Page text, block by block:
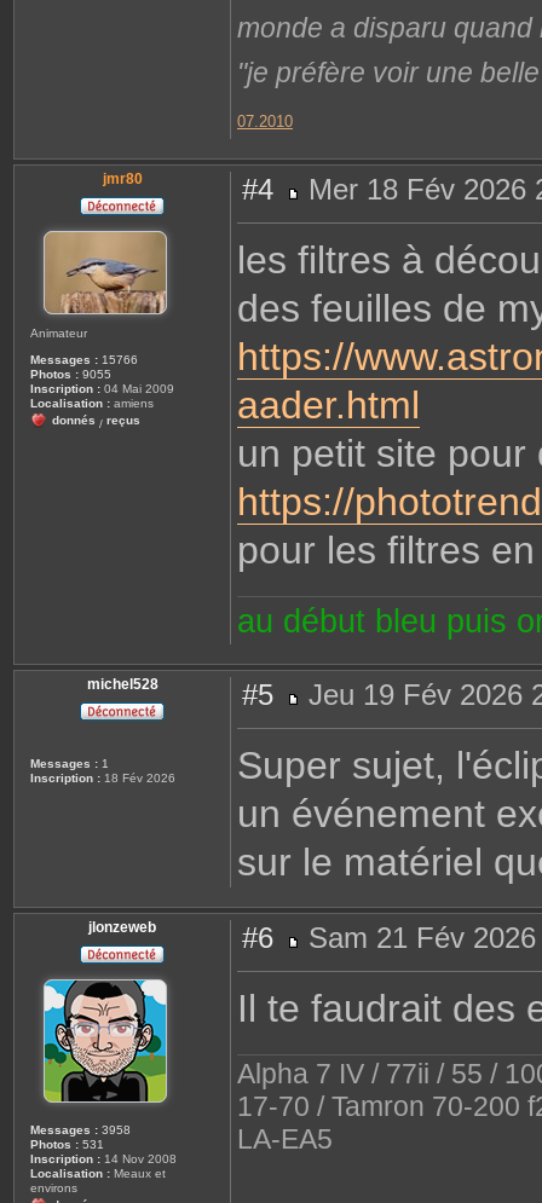
monde a disparu quand
"je préfère voir une
07.2010
jmr80
Animateur
Messages : 15766
Photos : 9055
Inscription : 04 Mai 2009
Localisation : amiens
donnés / reçus
#4
e
s
Mer 18 Fév 2026
les filtres à
des feuilles de
https://
aader.html
un petit site pour
https://
pour les filtres
au début bleu puis
michel528
Messages : 1
Inscription : 18 Fév 2026
#5
e
a
e
Jeu 19 Fév 2026
Super sujet,
un événement
sur le matériel
jlonzeweb
Messages : 3958
Photos : 531
Inscription : 14 Nov 2008
Localisation : Meaux et
environs
#6
e
Sam 21 Fév
Il te faudrait des
Alpha 7 IV / 77ii / 55 /
17-70 / Tamron 70-200
LA-EA5